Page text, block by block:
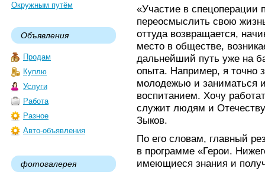
Окружным путём
Объявления
Продам
Куплю
Услуги
Работа
Разное
Авто-объявления
фотогалерея
«Участие в спецоперации
переосмыслить свою
оттуда возвращается,
место в обществе,
дальнейший путь уже на
опыта. Например, я точно
молодежью и заниматься
воспитанием. Хочу
служит людям и
Зыков.
По его словам, главный
в программе «Герои.
имеющиеся знания и